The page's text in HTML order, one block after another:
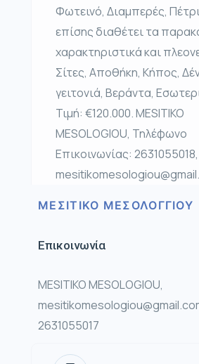
Φωτεινό, Διαμπερές,
επίσης διαθέτει τα
χαρακτηριστικά και
Σίτες, Αποθήκη, Κήπος,
γειτονιά, Βεράντα,
Τιμή: €120.000. MESITIKO
MESOLOGIOU, Τηλέφωνο
Επικοινωνίας:
ΜΕΣΙΤΙΚΟ ΜΕΣΟΛΟΓΓΙΟΥ
Επικοινωνία
MESITIKO MESOLOGIOU,
2631055017